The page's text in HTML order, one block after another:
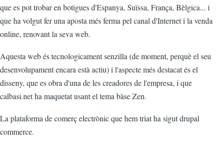
que es pot trobar en botigues d'Espanya, Suïssa, França, Bèlgica... i
que ha volgut fer una aposta més ferma pel canal d'Internet i la venda
online, renovant la seva web.
Aquesta web és tecnologicament senzilla (de moment, perquè el seu
desenvolupament encara està actiu) i l'aspecte més destacat és el
disseny, que es obra d'una de les creadores de l'empresa, i que
calbasi.net ha maquetat usant el tema bàse Zen.
La plataforma de comerç electrònic que hem triat ha sigut drupal
commerce.